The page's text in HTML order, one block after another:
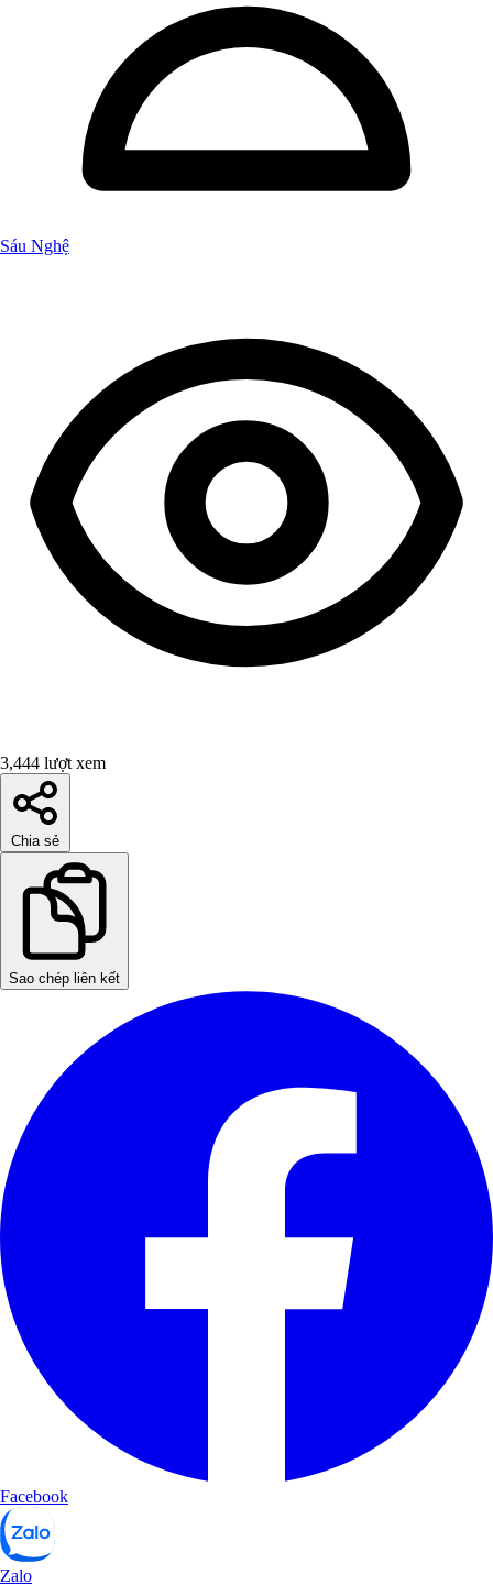
Sáu Nghệ
3,444 lượt xem
Chia sẻ
Sao chép liên kết
Facebook
Zalo